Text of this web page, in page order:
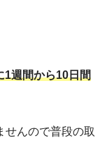
1週間から10日間
せんので普段の取